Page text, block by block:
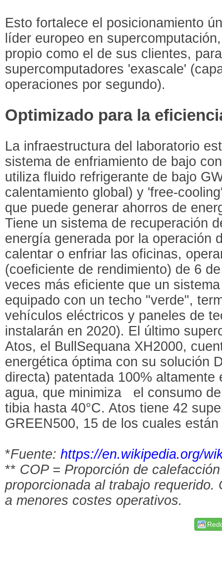
Esto fortalece el posicionamiento
líder europeo en
propio como el de sus clientes,
supercomputadores 'exascale'
operaciones por segundo).
Optimizado para la
La infraestructura del laboratorio
sistema de enfriamiento de bajo
utiliza fluido refrigerante de bajo
calentamiento global) y 'free-
que puede generar ahorros de
Tiene un sistema de recuperación
energía generada por la operación
calentar o enfriar las oficinas,
(coeficiente de rendimiento) de 6
veces más eficiente que un
equipado con un techo "verde",
vehículos eléctricos y paneles de
instalarán en 2020). El último
Atos, el BullSequana XH2000,
energética óptima con su solución
directa) patentada 100% altamente
agua, que minimiza el consumo
tibia hasta 40°C. Atos tiene 42
GREEN500, 15 de los cuales
*Fuente:https://en.wikipedia.org/
** COP = Proporción de
proporcionada al trabajo requerido.
a menores costes operativos.